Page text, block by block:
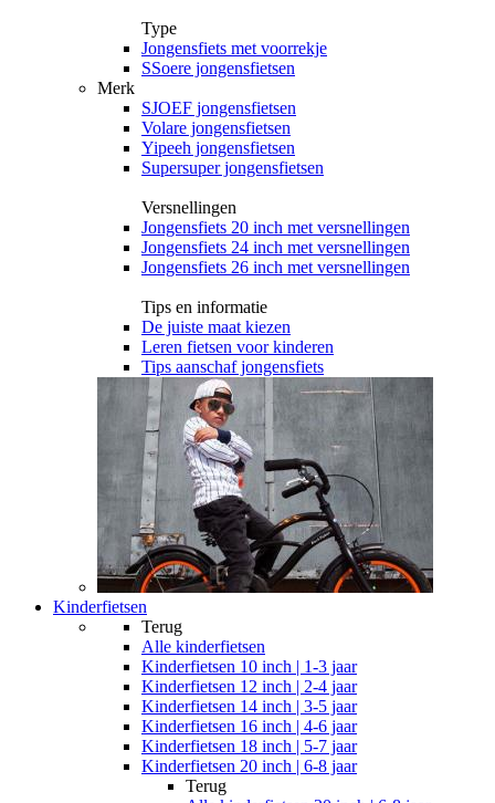
Type
Jongensfiets met voorrekje
SSoere jongensfietsen
Merk
SJOEF jongensfietsen
Volare jongensfietsen
Yipeeh jongensfietsen
Supersuper jongensfietsen
Versnellingen
Jongensfiets 20 inch met versnellingen
Jongensfiets 24 inch met versnellingen
Jongensfiets 26 inch met versnellingen
Tips en informatie
De juiste maat kiezen
Leren fietsen voor kinderen
Tips aanschaf jongensfiets
Kinderfietsen
Terug
Alle kinderfietsen
Kinderfietsen 10 inch | 1-3 jaar
Kinderfietsen 12 inch | 2-4 jaar
Kinderfietsen 14 inch | 3-5 jaar
Kinderfietsen 16 inch | 4-6 jaar
Kinderfietsen 18 inch | 5-7 jaar
Kinderfietsen 20 inch | 6-8 jaar
Terug